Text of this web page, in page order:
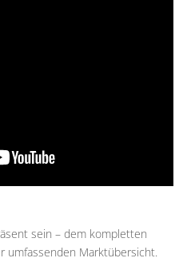
sein – dem kompletten
umfassenden Marktübersicht.